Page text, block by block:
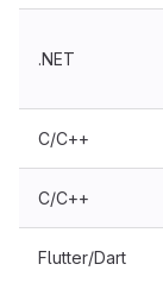
.NET
C/C++
C/C++
Flutter/Dart